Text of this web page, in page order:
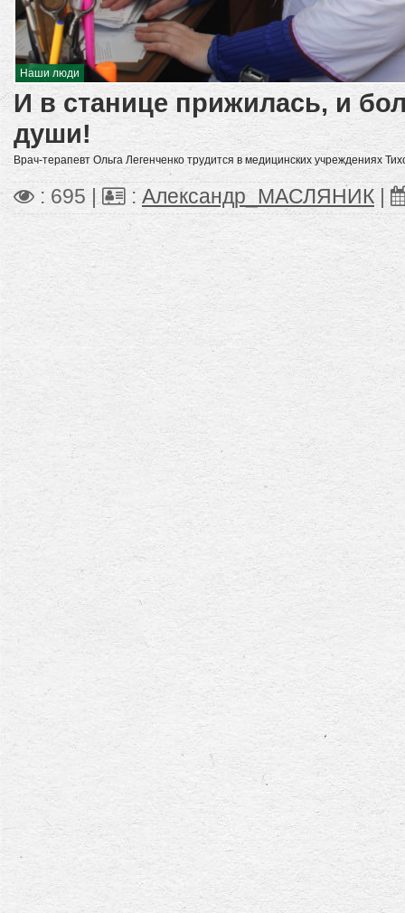
Наши люди
И в станице прижилась, и
души!
Врач-терапевт Ольга Легенченко трудится в медицинских учреждениях
: 695 | : Александр_МАСЛЯНИК